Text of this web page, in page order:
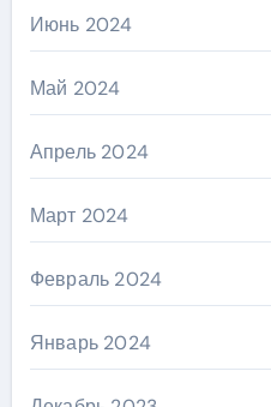
Июнь 2024
Май 2024
Апрель 2024
Март 2024
Февраль 2024
Январь 2024